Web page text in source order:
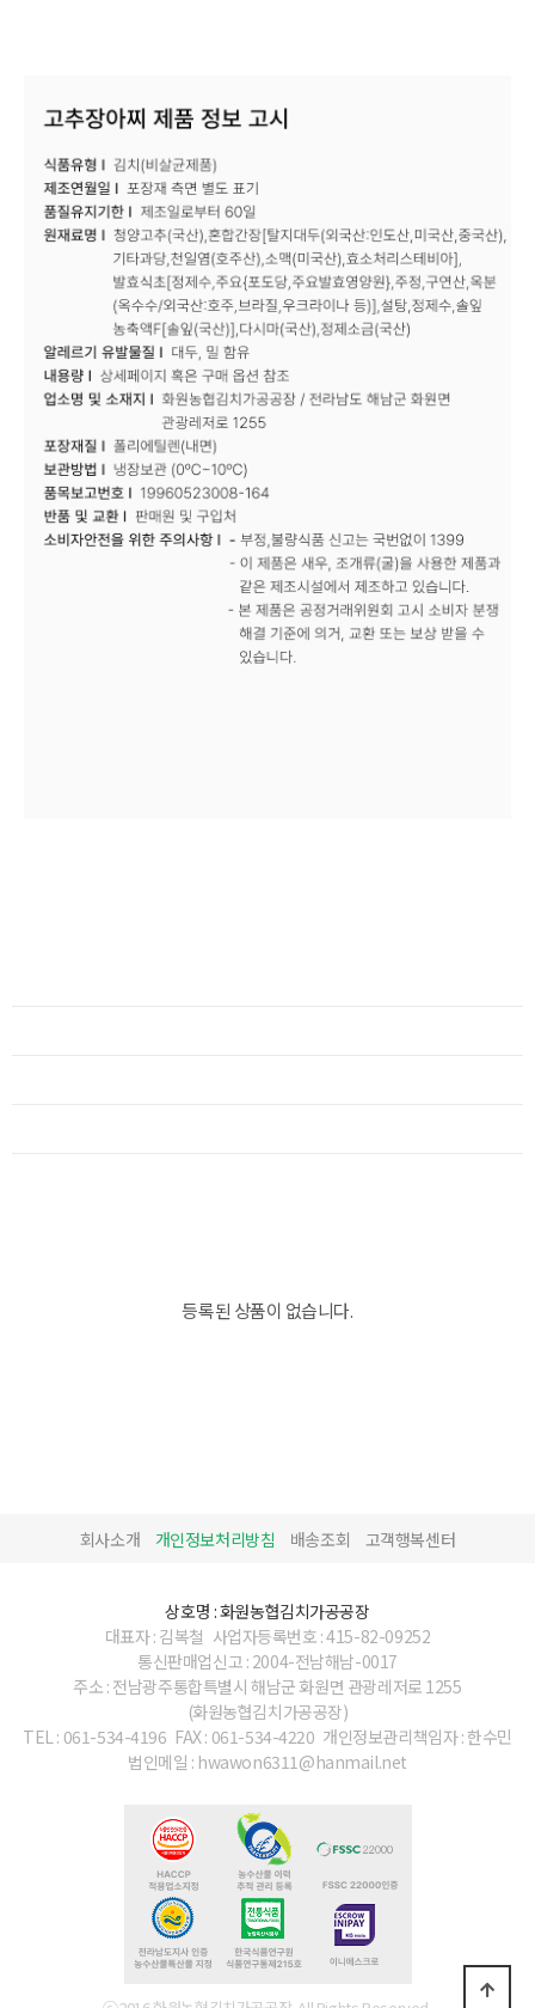
등록된 상품이 없습니다.
회사소개 개인정보처리방침 배송조회 고객행복센터
상호명 : 화원농협김치가공공장
대표자 : 김복철 사업자등록번호 : 415-82-09252
통신판매업신고 : 2004-전남해남-0017
주소 : 전남광주통합특별시 해남군 화원면 관광레저로 1255
(화원농협김치가공공장)
TEL : 061-534-4196 FAX : 061-534-4220 개인정보관리책임자 : 한수민
법인메일 : hwawon6311@hanmail.net